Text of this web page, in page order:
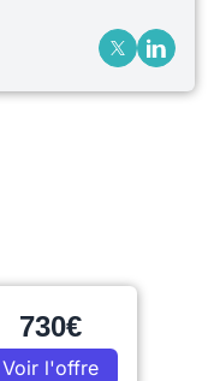
730€
Voir l'offre